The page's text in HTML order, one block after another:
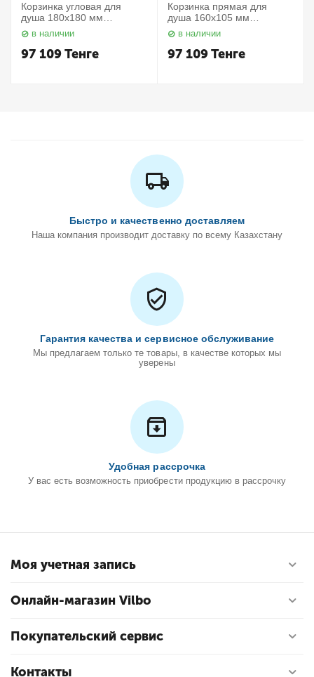
Корзинка угловая для
душа 180х180 мм
Elegance 11657010000
Keuco
в наличии
97 109Тенге
Корзинка прямая для
душа 160х105 мм
Elegance 11658010000
Keuco
в наличии
97 109Тенге
Быстро и качественно доставляем
Наша компания производит доставку по всему Казахстану
Гарантия качества и сервисное обслуживание
Мы предлагаем только те товары, в качестве которых мы
уверены
Удобная рассрочка
У вас есть возможность приобрести продукцию в рассрочку
Моя учетная запись
Онлайн-магазин Vilbo
Покупательский сервис
Контакты